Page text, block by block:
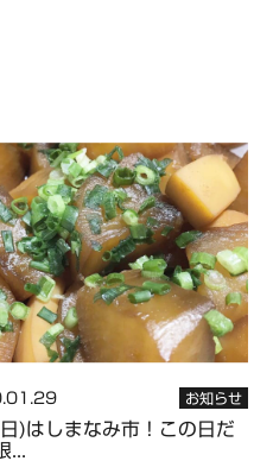
お知らせ
)はしまなみ市！この日だ
...